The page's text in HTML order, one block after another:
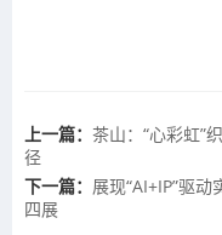
上一篇： 茶山：“心彩虹”
径
下一篇： 展现“AI+IP”驱
四展